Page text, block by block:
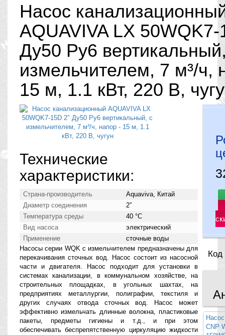
Насос
AQUAVIVA LX 50WQK7-
Ду50 Ру6
измельчителем, 7 м³/ч,
15 м, 1.1 кВт, 220 В,
Технические
характеристики:
Страна-производитель
Aquaviva, Китай
Диаметр соединения
2″
Температура среды
40 °С
Вид насоса
электрический
Применение
сточные воды
Насосы серии WQK с измельчителем предназначены для
перекачивания сточных вод. Насос состоит из насосной
части и двигателя. Насос подходит для установки в
системах канализации, в коммунальном хозяйстве, на
строительных площадках, в угольных шахтах, на
предприятиях металлургии, полиграфии, текстиля и
других случаях отвода сточных вод. Насос может
эффективно измельчать длинные волокна, пластиковые
пакеты, предметы гигиены и т.д., и при этом
обеспечивать беспрепятственную циркуляцию жидкости
Код
CNP